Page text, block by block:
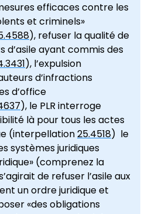
efficaces contre les
et criminels»
), refuser la qualité de
d’asile ayant commis des
), l’expulsion
d’infractions
d’office
), le PLR interroge
là pour tous les actes
(interpellation25.4518) le
systèmes juridiques
(comprenez la
de refuser l’asile aux
un ordre juridique et
«des obligations